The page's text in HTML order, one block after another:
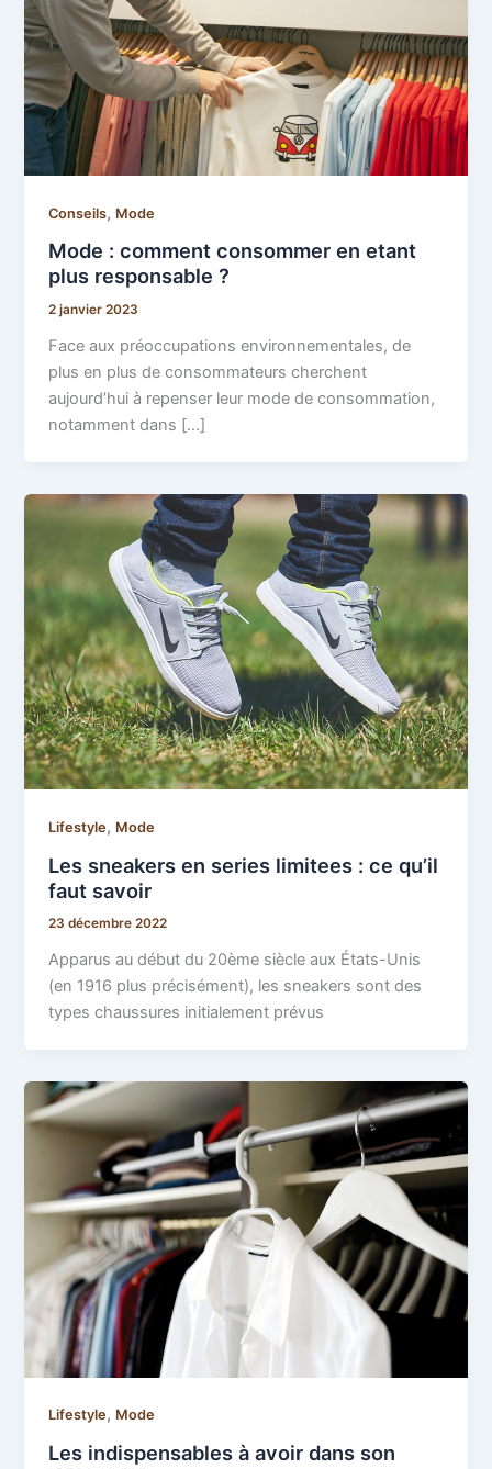
Conseils, Mode
Mode : comment consommer en etant
plus responsable ?
2 janvier 2023
Face aux préoccupations environnementales, de
plus en plus de consommateurs cherchent
aujourd’hui à repenser leur mode de consommation,
notamment dans […]
Lifestyle, Mode
Les sneakers en series limitees : ce qu’il
faut savoir
23 décembre 2022
Apparus au début du 20ème siècle aux États-Unis
(en 1916 plus précisément), les sneakers sont des
types chaussures initialement prévus
Lifestyle, Mode
Les indispensables à avoir dans son